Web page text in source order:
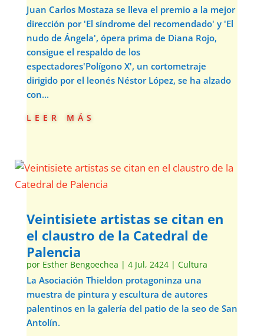
Juan Carlos Mostaza se lleva el premio a la mejor
dirección por 'El síndrome del recomendado' y 'El
nudo de Ángela', ópera prima de Diana Rojo,
consigue el respaldo de los
espectadores'Polígono X', un cortometraje
dirigido por el leonés Néstor López, se ha alzado
con...
leer más
Veintisiete artistas se citan en
el claustro de la Catedral de
Palencia
por Esther Bengoechea | 4 Jul, 2424| Cultura
La Asociación Thieldon protagoninza una
muestra de pintura y escultura de autores
palentinos en la galería del patio de la seo de San
Antolín.